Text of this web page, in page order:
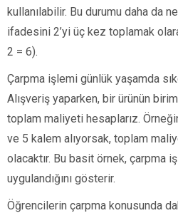
kullanılabilir. Bu durumu daha da
ifadesini 2’yi üç kez toplamak
2 = 6).
Çarpma işlemi günlük yaşamda
Alışveriş yaparken, bir ürünün
toplam maliyeti hesaplarız.
ve 5 kalem alıyorsak, toplam
olacaktır. Bu basit örnek, çarpma
uygulandığını gösterir.
Öğrencilerin çarpma konusunda